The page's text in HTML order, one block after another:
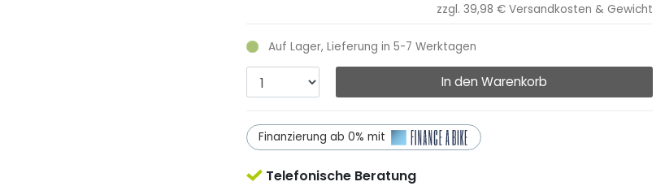
zzgl. 39,98 € Versandkosten & Gewicht
Auf Lager, Lieferung in 5-7 Werktagen
In den Warenkorb
Finanzierung ab 0% mit
Telefonische Beratung